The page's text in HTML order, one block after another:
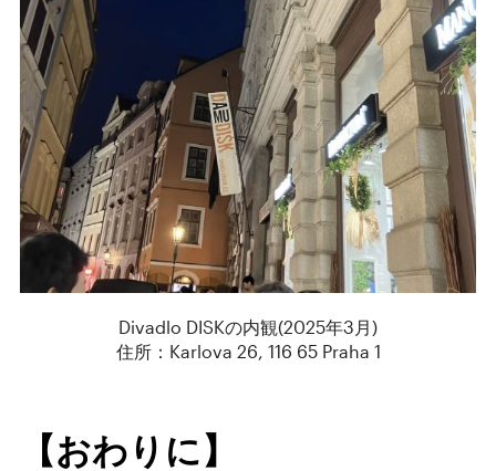
Divadlo DISKの内観(2025年3月)
住所：Karlova 26, 116 65 Praha 1
【おわりに】